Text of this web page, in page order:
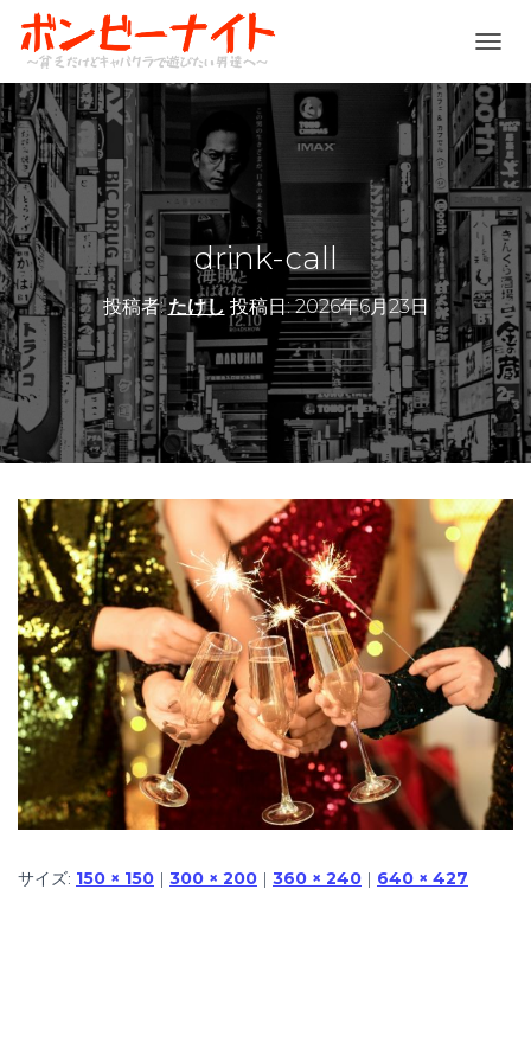
ビ
ゲ
ー
シ
ョ
ン
を
り
替
え
drink-call
投稿者:たけし 投稿日:2026年6月23日
サイズ: 150 × 150 | 300 × 200 | 360 × 240 | 640 × 427